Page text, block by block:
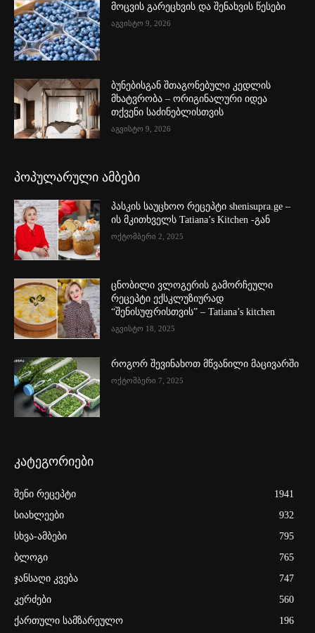
მოცვის გარეცხვის და შენახვის წესები
აგვისტო 9, 2026
ბუნებისგან შთაგონებული კედლის
მხატვრობა – ორიგინალური იდეა
თქვენი საძინებლისთვის
აგვისტო 9, 2026
პოპულარული ამბები
პასკის საუცხოო რეცეპტი shenisupra.ge –
ის მკითხველს Tatiana’s Kitchen -გან
ოქტომბერი 2, 2025
ცნობილი ვლოგერის გამორჩეული
რეცეპტი ექსკლუზიურად
“შენისუფრისთვის” – Tatiana’s kitchen
აგვისტო 18, 2025
როგორ შევინახოთ მწვანილი მაცივარში
ოქტომბერი 7, 2025
კატეგორიები
შენი რეცეპტი
1941
სიახლეები
932
სხვა-ამბები
795
ბლოგი
765
ჯანსაღი კვება
747
კერძები
560
ქართული სამზარეულო
196